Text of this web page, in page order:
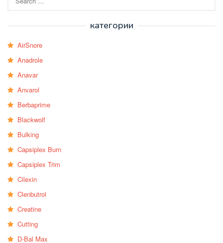
for:
категории
AirSnore
Anadrole
Anavar
Anvarol
Berbaprime
Blackwolf
Bulking
Capsiplex Burn
Capsiplex Trim
Cilexin
Clenbutrol
Creatine
Cutting
D-Bal Max